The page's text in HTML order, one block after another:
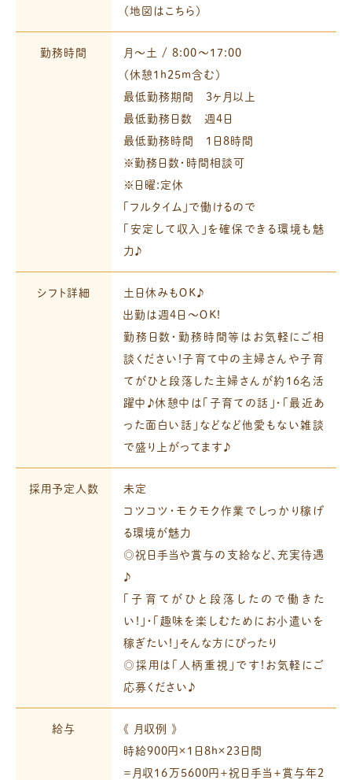
（ 地図はこちら ）
勤務時間
月～土 / 8:00～17:00
（休憩1h25m含む）
最低勤務期間 3ヶ月以上
最低勤務日数 週4日
最低勤務時間 1日8時間
※勤務日数・時間相談可
※日曜:定休
「フルタイム」で働けるので
「安定して収入」を確保できる環境も魅
力♪
シフト詳細
土日休みもＯＫ♪
出勤は週4日～ＯＫ!
勤務日数・勤務時間等はお気軽にご相
談ください!子育て中の主婦さんや子育
てがひと段落した主婦さんが約16名活
躍中♪休憩中は「子育ての話」・「最近あ
った面白い話」などなど他愛もない雑談
で盛り上がってます♪
採用予定人数
未定
コツコツ・モクモク作業でしっかり稼げ
る環境が魅力
◎祝日手当や賞与の支給など、充実待遇
♪
「子育てがひと段落したので働きた
い!」・「趣味を楽しむためにお小遣いを
稼ぎたい!」そんな方にぴったり
◎採用は「人柄重視」です!お気軽にご
応募ください♪
給与
《 月収例 》
時給900円×1日8h×23日間
＝月収16万5600円＋祝日手当＋賞与年2